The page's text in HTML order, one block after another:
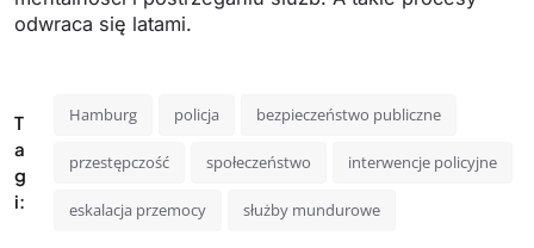
odwraca się latami.
T
a
g
i:
Hamburg policja bezpieczeństwo publiczne
przestępczość społeczeństwo interwencje policyjne
eskalacja przemocy służby mundurowe